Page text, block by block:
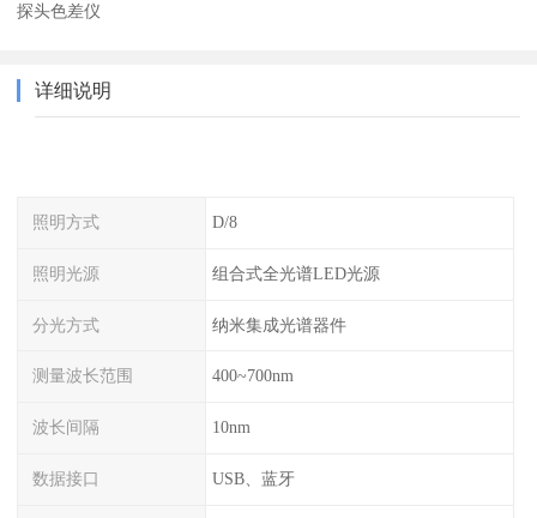
探头色差仪
详细说明
照明方式 D/8
照明光源 组合式全光谱LED光源
分光方式 纳米集成光谱器件
测量波长范围 400~700nm
波长间隔 10nm
数据接口 USB、蓝牙